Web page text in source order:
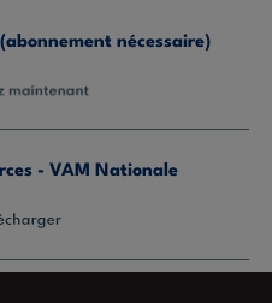
nécessaire)
- VAM Nationale